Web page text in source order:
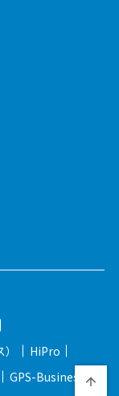
HiPro
GPS-Business